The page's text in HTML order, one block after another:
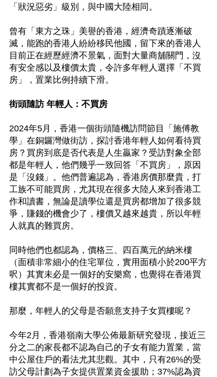
「狀況惡劣」級別，與中國大陸相同。
曾有「東方之珠」美譽的香港，經濟奇蹟逐漸破
滅，能跑的香港人紛紛移民他國，留下來的香港人
目前正在經歷經濟不景氣，面對大量商舖關門，沒
有安全感以及樓價太貴，令許多年輕人選擇「不買
房」，置業比例持續下滑。
街頭隨訪 年輕人：不買房
2024年5月，香港一個街頭隨機訪問節目「施傅教
學」在銅鑼灣做街訪，探討香港年輕人如何看待買
房？買房到底是否代表是人生贏家？受訪對象全部
都是年輕人，他們幾乎一致回答「不買房」，原因
是「沒錢」。他們普遍認為，香港房價那麼貴，打
工族不可能買房，尤其現在很多大陸人來到香港工
作和讀書，無論是讀學位還是買房都增加了很多競
爭，賺錢的機會少了，樓價又越來越貴，所以年輕
人就真的難買房。
同時他們也都認為，價格三、四百萬元的納米樓
（面積非常細小的住宅單位，實用面積小於200平方
呎）其實未必是一個好的安樂窩，也覺得在香港買
樓其實都不是一個好的投資。
那麼，年輕人的父母是否願意支持子女買樓呢？
今年2月，香港嶺南大學公佈最新研究發現，接近三
分之二的家長都不認為自己的子女有能力置業，當
中公屋住戶的看法尤其悲觀。其中，只有26%的受
訪父母計劃為子女提供置業資金援助；37%認為資